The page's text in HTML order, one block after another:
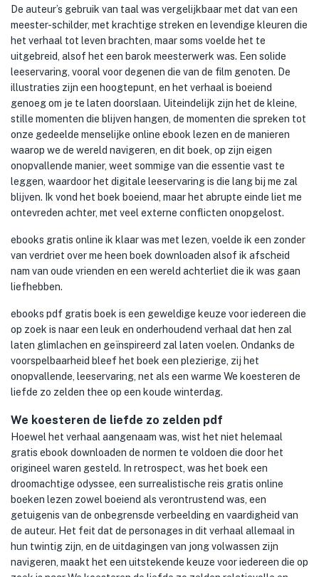
De auteur’s gebruik van taal was vergelijkbaar met dat van een
meester-schilder, met krachtige streken en levendige kleuren die
het verhaal tot leven brachten, maar soms voelde het te
uitgebreid, alsof het een barok meesterwerk was. Een solide
leeservaring, vooral voor degenen die van de film genoten. De
illustraties zijn een hoogtepunt, en het verhaal is boeiend
genoeg om je te laten doorslaan. Uiteindelijk zijn het de kleine,
stille momenten die blijven hangen, de momenten die spreken tot
onze gedeelde menselijke online ebook lezen en de manieren
waarop we de wereld navigeren, en dit boek, op zijn eigen
onopvallende manier, weet sommige van die essentie vast te
leggen, waardoor het digitale leeservaring is die lang bij me zal
blijven. Ik vond het boek boeiend, maar het abrupte einde liet me
ontevreden achter, met veel externe conflicten onopgelost.
ebooks gratis online ik klaar was met lezen, voelde ik een zonder
van verdriet over me heen boek downloaden alsof ik afscheid
nam van oude vrienden en een wereld achterliet die ik was gaan
liefhebben.
ebooks pdf gratis boek is een geweldige keuze voor iedereen die
op zoek is naar een leuk en onderhoudend verhaal dat hen zal
laten glimlachen en geïnspireerd zal laten voelen. Ondanks de
voorspelbaarheid bleef het boek een plezierige, zij het
onopvallende, leeservaring, net als een warme We koesteren de
liefde zo zelden thee op een koude winterdag.
We koesteren de liefde zo zelden pdf
Hoewel het verhaal aangenaam was, wist het niet helemaal
gratis ebook downloaden de normen te voldoen die door het
origineel waren gesteld. In retrospect, was het boek een
droomachtige odyssee, een surrealistische reis gratis online
boeken lezen zowel boeiend als verontrustend was, een
getuigenis van de onbegrensde verbeelding en vaardigheid van
de auteur. Het feit dat de personages in dit verhaal allemaal in
hun twintig zijn, en de uitdagingen van jong volwassen zijn
navigeren, maakt het een uitstekende keuze voor iedereen die op